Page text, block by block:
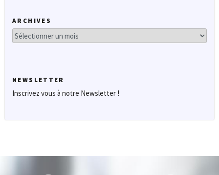
ARCHIVES
Archives
NEWSLETTER
Inscrivez vous à notre Newsletter !